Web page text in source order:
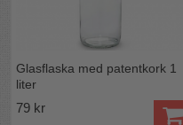
Glasflaska med patentkork 1
liter
79 kr